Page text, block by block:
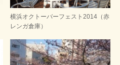
横浜オクトーバーフェスト2014（赤
レンガ倉庫）